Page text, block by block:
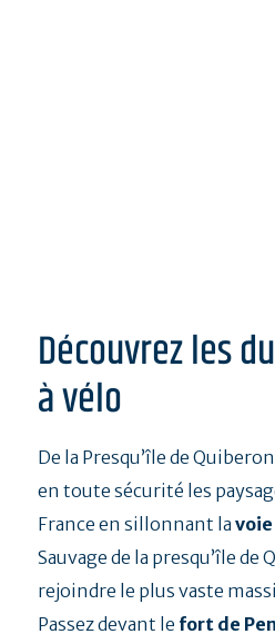
Découvrez les
à vélo
De la Presqu’île de
en toute sécurité les
France en sillonnant la
Sauvage de la presqu’île de
rejoindre le plus vaste
Passez devant le fort de